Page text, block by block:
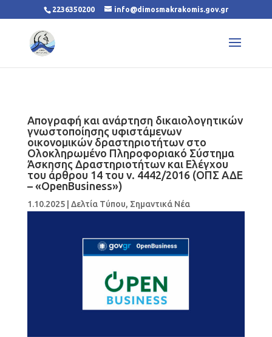
2236350200 info@dimosmakrakomis.gov.gr
Απογραφή και ανάρτηση δικαιολογητικών
γνωστοποίησης υφιστάμενων
οικονομικών δραστηριοτήτων στο
Ολοκληρωμένο Πληροφοριακό Σύστημα
Άσκησης Δραστηριοτήτων και Ελέγχου
του άρθρου 14 του ν. 4442/2016 (ΟΠΣ ΑΔΕ
– «OpenBusiness»)
1.10.2025| Δελτία Τύπου, Σημαντικά Νέα